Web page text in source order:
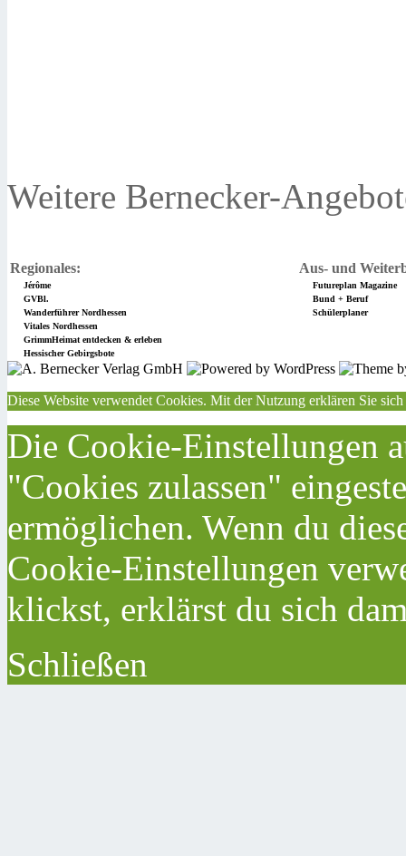
Weitere Bernecker-
Regionales: Aus- und
Jérôme
Futureplan Magazine
GVBl.
Bund + Beruf
Wanderführer Nordhessen
Schülerplaner
Vitales Nordhessen
GrimmHeimat entdecken & erleben
Hessischer Gebirgsbote
Diese Website verwendet Cookies. Mit der Nutzung erklären Sie
Die Cookie-Einstellungen
"Cookies zulassen"
ermöglichen. Wenn du
Cookie-Einstellungen
klickst, erklärst du sich
Schließen